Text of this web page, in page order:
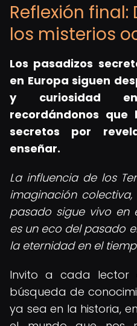
Reflexión
los misterios
Los pasadizos
en Europa siguen
y curiosidad
recordándonos
secretos por
enseñar.
La influencia de los
imaginación
pasado sigue vivo en
es un eco del pasado
la eternidad en el
Invito a cada lector
búsqueda de
ya sea en la historia,